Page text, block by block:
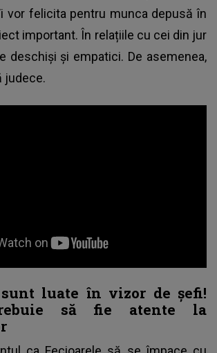
vor felicita pentru munca depusă în
important. În relațiile cu cei din jur
deschiși și empatici. De asemenea,
judece.
sunt luate în vizor de șefi!
să fie atente la